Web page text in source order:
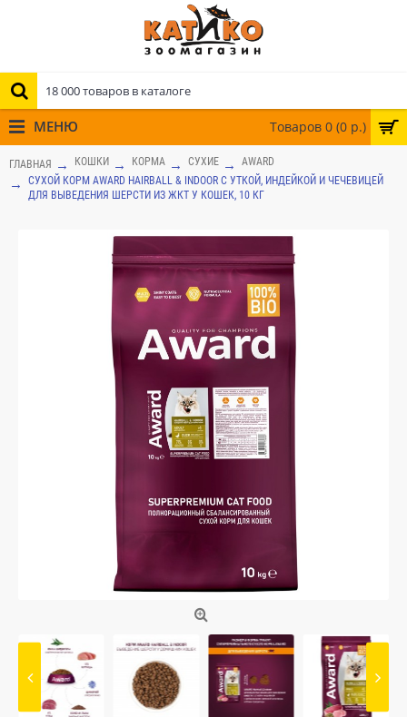
Товаров 0 (0 р.)
МЕНЮ
ГЛАВНАЯ КОШКИ КОРМА СУХИЕ
AWARD
СУХОЙ КОРМ AWARD HAIRBALL & INDOOR С УТКОЙ, ИНДЕЙКОЙ И ЧЕЧЕВИЦЕЙ
ДЛЯ ВЫВЕДЕНИЯ ШЕРСТИ ИЗ ЖКТ У КОШЕК, 10 КГ